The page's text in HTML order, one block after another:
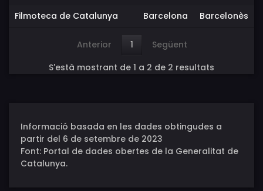
Filmoteca de Catalunya Barcelona Barcelonès
Anterior 1
Següent
S'està mostrant de 1 a 2 de 2 resultats
Informació basada en les dades obtingudes a
partir del 6 de setembre de 2023
Font: Portal de dades obertes de la Generalitat de
Catalunya.